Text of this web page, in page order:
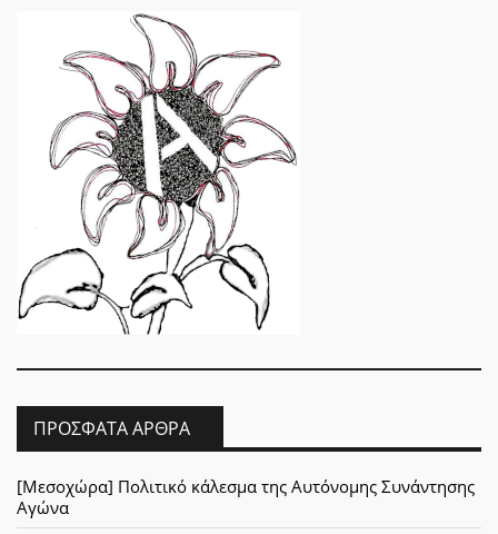
ΠΡΌΣΦΑΤΑ ΆΡΘΡΑ
[Μεσοχώρα] Πολιτικό κάλεσμα της Αυτόνομης Συνάντησης
Αγώνα